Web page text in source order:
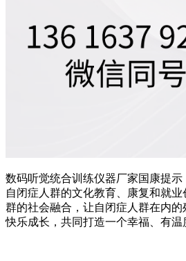
数码听觉统合训练仪器厂家国康提
自闭症人群的文化教育、康复和就
群的社会融合，让自闭症人群在内
快乐成长，共同打造一个幸福、有温